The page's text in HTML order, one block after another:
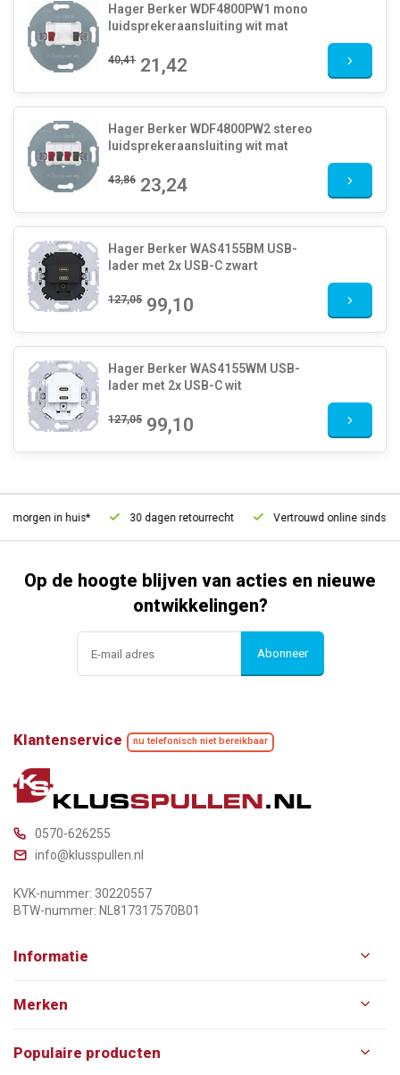
Hager Berker WDF4800PW1 mono
luidsprekeraansluiting wit mat
40,41 21,42
Hager Berker WDF4800PW2 stereo
luidsprekeraansluiting wit mat
43,86 23,24
Hager Berker WAS4155BM USB-
lader met 2x USB-C zwart
127,05 99,10
Hager Berker WAS4155WM USB-
lader met 2x USB-C wit
127,05 99,10
in huis* 30 dagen retourrecht Vertrouwd online sinds 2006
Op de hoogte blijven van acties en nieuwe
ontwikkelingen?
Abonneer
Klantenservice nu telefonisch niet bereikbaar
0570-626255
info@klusspullen.nl
KVK-nummer: 30220557
BTW-nummer: NL817317570B01
Informatie
Merken
Populaire producten